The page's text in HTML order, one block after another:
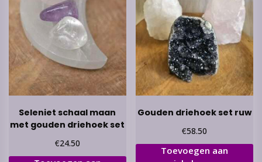
Seleniet schaal maan
met gouden driehoek set
€24.50
Gouden driehoek set ruw
€58.50
Toevoegen aan